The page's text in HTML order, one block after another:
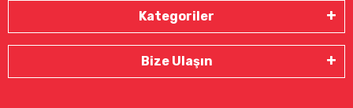
Kategoriler
Bize Ulaşın